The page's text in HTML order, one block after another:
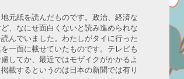
元紙を読んだものです。政治、経済な
、なにせ面白くないと読み進められな
んでいました。わたしがタイに行った
一面に載せていたものです。テレビも
してか、最近ではモザイクがかかるよ
載するというのは日本の新聞では有り